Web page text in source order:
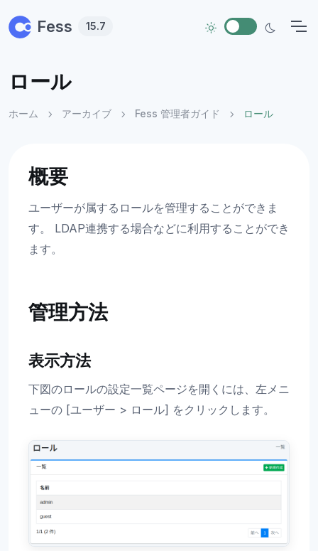
Fess 15.7
ロール
ホーム アーカイブ Fess 管理者ガイド ロール
概要
ユーザーが属するロールを管理することができま
す。 LDAP連携する場合などに利用することができ
ます。
管理方法
表示方法
下図のロールの設定一覧ページを開くには、左メニ
ューの [ユーザー > ロール] をクリックします。